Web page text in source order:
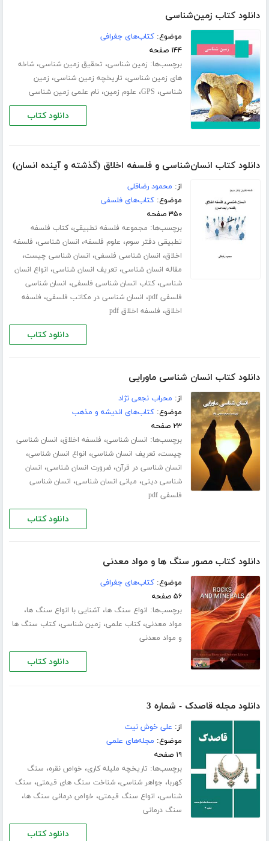
دانلود کتاب زمین‌شناسی
موضوع:کتاب‌های جغرافی
۱۴۴ صفحه
برچسب‌ها: زمین شناسی، تحقیق زمین شناسی،شاخه
های زمین شناسی، تاریخچه زمین شناسی، زمین
شناسی، GPS، علوم زمین،نام علمی زمین شناسی
دانلود کتاب
دانلود کتاب انسان‌شناسی و فلسفه اخلاق (گذشته و آینده انسان)
از: محمود رضاقلی
موضوع:کتاب‌های فلسفی
۳۵۰ صفحه
برچسب‌ها: مجموعه فلسفه تطبیقی،کتاب فلسفه
تطبیقی دفتر سوم، علوم فلسفه، انسان شناسی، فلسفه
اخلاق، انسان شناسی فلسفی، انسان شناسی چیست،
مقاله انسان شناسی، تعریف انسان شناسی، انواع انسان
شناسی،کتاب انسان شناسی فلسفی، انسان شناسی
فلسفی pdf
، انسان شناسی در مکاتب فلسفی، فلسفه
اخلاق، فلسفه اخلاق pdf
دانلود کتاب
دانلود کتاب انسان شناسی ماورایی
از: محراب نجعی نژاد
موضوع:کتاب‌های اندیشه و مذهب
۲۳ صفحه
برچسب‌ها: انسان شناسی، فلسفه اخلاق، انسان شناسی
چیست، تعریف انسان شناسی، انواع انسان شناسی،
انسان شناسی در قرآن،ضرورت انسان شناسی، انسان
شناسی دینی، مبانی انسان شناسی، انسان شناسی
فلسفی pdf
دانلود کتاب
دانلود کتاب مصور سنگ ها و مواد معدنی
موضوع:کتاب‌های جغرافی
۵۶ صفحه
برچسب‌ها: انواع سنگ ها،آشنایی با انواع سنگ ها،
مواد معدنی،کتاب علمی، زمین شناسی،کتاب سنگ ها
و مواد معدنی
دانلود کتاب
دانلود مجله قاصدک - شماره 3
از: علی خوش نیت
موضوع: مجله‌های علمی
۱۹ صفحه
برچسب‌ها: تاریخچه ملیله کاری، خواص نقره، سنگ
کهربا، جواهر شناسی،شناخت سنگ های قیمتی، سنگ
شناسی، انواع سنگ قیمتی، خواص درمانی سنگ ها،
سنگ درمانی
دانلود کتاب